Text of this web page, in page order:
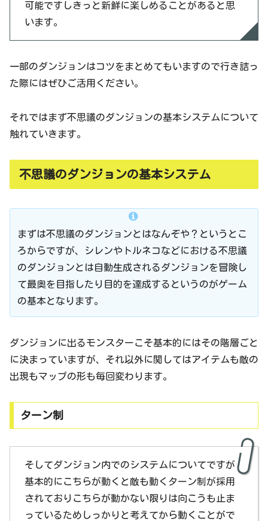
可能ですしきっと新鮮に楽しめることがあると思
います。
一部のダンジョンはコツをまとめてもいますので行き詰っ
た際にはぜひご活用ください。
それではまず不思議のダンジョンの基本システムについて
触れていきます。
不思議のダンジョンの基本システム
まずは不思議のダンジョンとはなんぞや？というとこ
ろからですが、シレンやトルネコなどにおける不思議
のダンジョンとは自動生成されるダンジョンを冒険し
て最奥を目指したり目的を達成するというのがゲーム
の基本となります。
ダンジョンに出るモンスターこそ基本的にはその階層ごと
に決まっていますが、それ以外に関してはアイテムも敵の
出現もマップの形も毎回変わります。
ターン制
そしてダンジョン内でのシステムについてですが
基本的にこちらが動くと敵も動くターン制が採用
されておりこちらが動かない限りは向こうも止ま
っているためしっかりと考えてから動くことがで